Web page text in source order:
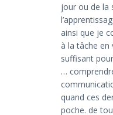
jour ou de la
ainsi que je
à la tâche en
suffisant
…
quand ces
poche. de